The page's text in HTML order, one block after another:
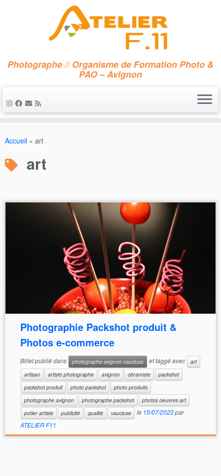
au
Photographe // Organisme de Formation Photo &
PAO – Avignon
Accueil » art
art
Photographie Packshot produit &
Photos e-commerce
Billet publié dans photographe avignon vaucluse et taggé avec
art
artisan
artiste photographe avignon céramiste
packshot
packshot produit
photo packshot
photo produits
photographe avignon
photographe packshot
photos oeuvres art
potier artiste
publicité qualité vaucluse le 15/07/2022par
ATELIER F11